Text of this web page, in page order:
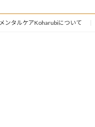
メンタルケアKoharubiについて